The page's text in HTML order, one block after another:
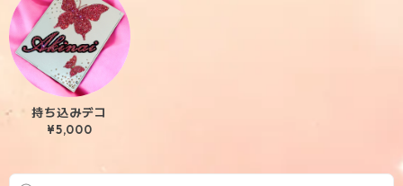
持ち込みデコ
¥5,000